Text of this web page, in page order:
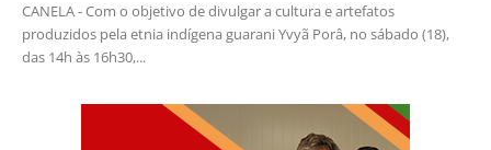
CANELA - Com o objetivo de divulgar a cultura e artefatos
produzidos pela etnia indígena guarani Yvyã Porâ, no sábado (18),
das 14h às 16h30,...